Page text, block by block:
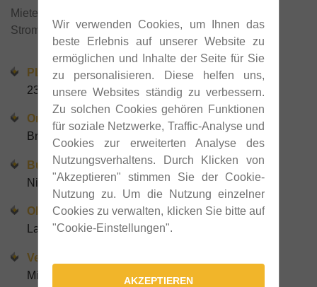
Miete Netto: € 11.606,64 (inkl. HK, BK und
Strompauschale) + Ust
PLZ
2345
Ort
Brunn am Gebirge
Bundesland
Niederösterreich
Objektart
Lagerhalle
Vermarktung
Miete
Wir verwenden Cookies, um Ihnen das
beste Erlebnis auf unserer Website zu
ermöglichen und Inhalte der Seite für Sie
zu personalisieren. Diese helfen uns,
unsere Websites ständig zu verbessern.
Zu solchen Cookies gehören Funktionen
für soziale Netzwerke, Traffic-Analyse und
Cookies zur erweiterten Analyse des
Nutzungsverhaltens. Durch Klicken von
"Akzeptieren" stimmen Sie der Cookie-
Nutzung zu. Um die Nutzung einzelner
Cookies zu verwalten, klicken Sie bitte auf
"Cookie-Einstellungen".
AKZEPTIEREN